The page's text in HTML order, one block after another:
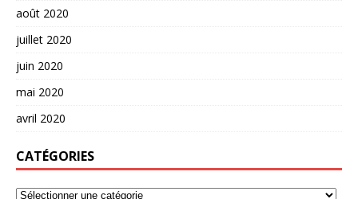
août 2020
juillet 2020
juin 2020
mai 2020
avril 2020
CATÉGORIES